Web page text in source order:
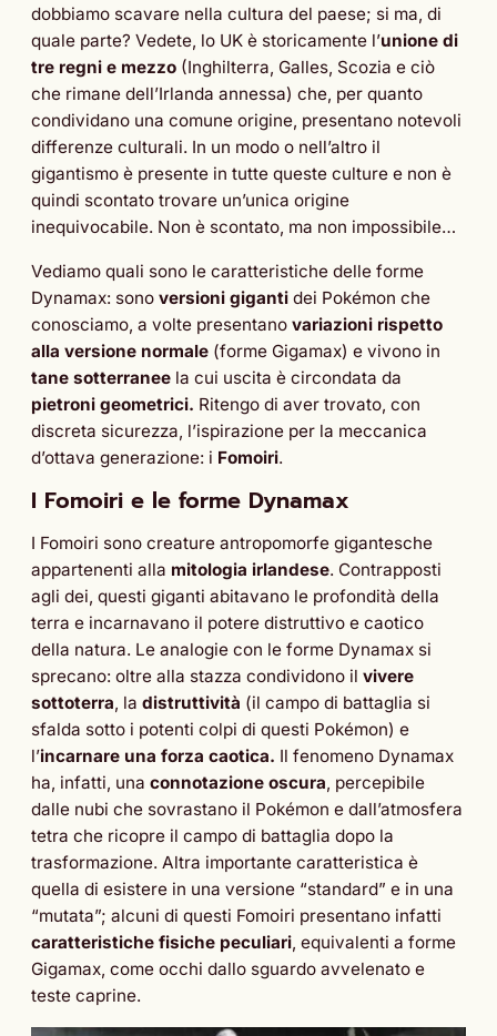
dobbiamo scavare nella cultura del paese; si ma, di
quale parte? Vedete, lo UK è storicamente l’unione di
tre regni e mezzo (Inghilterra, Galles, Scozia e ciò
che rimane dell’Irlanda annessa) che, per quanto
condividano una comune origine, presentano notevoli
differenze culturali. In un modo o nell’altro il
gigantismo è presente in tutte queste culture e non è
quindi scontato trovare un’unica origine
inequivocabile. Non è scontato, ma non impossibile…
Vediamo quali sono le caratteristiche delle forme
Dynamax: sono versioni giganti dei Pokémon che
conosciamo, a volte presentano variazioni rispetto
alla versione normale (forme Gigamax) e vivono in
tane sotterranee la cui uscita è circondata da
pietroni geometrici. Ritengo di aver trovato, con
discreta sicurezza, l’ispirazione per la meccanica
d’ottava generazione: i Fomoiri.
I Fomoiri e le forme Dynamax
I Fomoiri sono creature antropomorfe gigantesche
appartenenti alla mitologia irlandese. Contrapposti
agli dei, questi giganti abitavano le profondità della
terra e incarnavano il potere distruttivo e caotico
della natura. Le analogie con le forme Dynamax si
sprecano: oltre alla stazza condividono il vivere
sottoterra, la distruttività (il campo di battaglia si
sfalda sotto i potenti colpi di questi Pokémon) e
l’incarnare una forza caotica. Il fenomeno Dynamax
ha, infatti, una connotazione oscura, percepibile
dalle nubi che sovrastano il Pokémon e dall’atmosfera
tetra che ricopre il campo di battaglia dopo la
trasformazione. Altra importante caratteristica è
quella di esistere in una versione “standard” e in una
“mutata”; alcuni di questi Fomoiri presentano infatti
caratteristiche fisiche peculiari, equivalenti a forme
Gigamax, come occhi dallo sguardo avvelenato e
teste caprine.